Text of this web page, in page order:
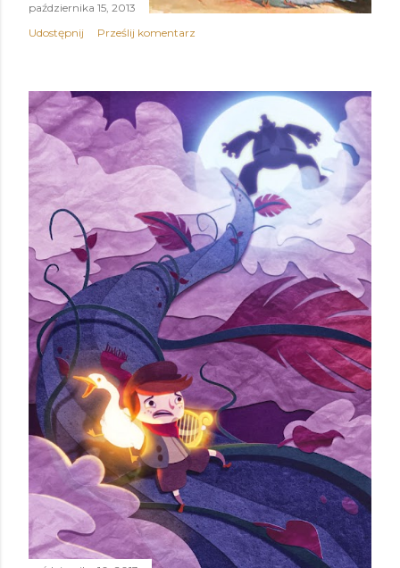
października 15, 2013
Udostępnij
Prześlij komentarz